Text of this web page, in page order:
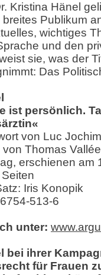
Kristina Hänel
breites Publikum
wichtiges
und den
sie, was der
Das
ist persönlich.
von Luc
Thomas Vallée
erschienen am
Iris Konopik
513-6
unter:
bei ihrer
für Frauen